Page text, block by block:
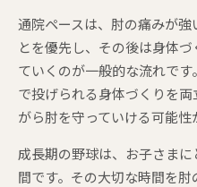
通院ペースは、肘の痛みが
とを優先し、その後は身体
ていくのが一般的な流れで
で投げられる身体づくりを
がら肘を守っていける可能性
成長期の野球は、お子さま
間です。その大切な時間を肘